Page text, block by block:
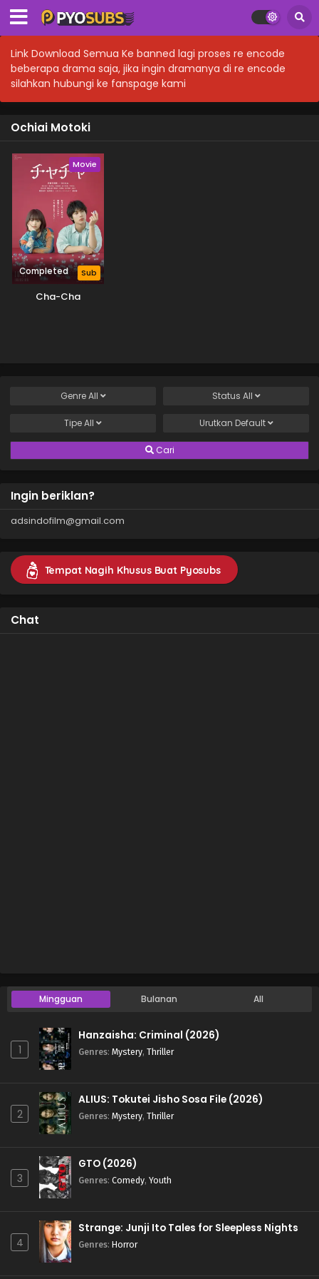
Link Download Semua Ke banned lagi proses re encode
beberapa drama saja, jika ingin dramanya di re encode
silahkan hubungi ke fanspage kami
Ochiai Motoki
Movie
Completed Sub
Cha-Cha
GenreAll Status All
TipeAll Urutkan Default
Cari
Ingin beriklan?
adsindofilm@gmail.com
Tempat Nagih Khusus Buat Pyosubs
Chat
Mingguan Bulanan All
1
Hanzaisha: Criminal (2026)
Genres: Mystery, Thriller
2
ALIUS: Tokutei Jisho Sosa File (2026)
Genres: Mystery, Thriller
3
GTO (2026)
Genres: Comedy, Youth
4
Strange: Junji Ito Tales for Sleepless Nights
Genres: Horror